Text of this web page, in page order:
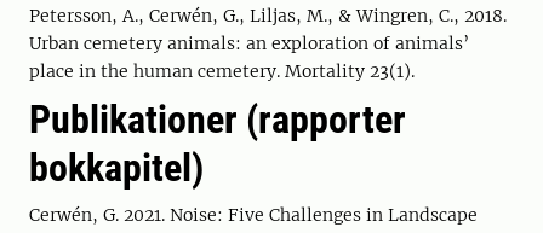
Petersson, A., Cerwén, G., Liljas, M., & Wingren, C., 2018.
Urban cemetery animals: an exploration of animals’
place in the human cemetery. Mortality 23(1).
Publikationer (rapporter
bokkapitel)
Cerwén, G. 2021. Noise: Five Challenges in Landscape